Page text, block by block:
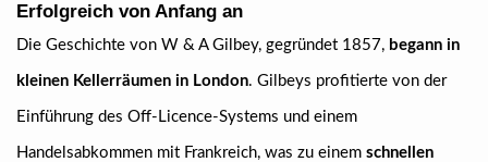
Erfolgreich von Anfang an
Die Geschichte von W & A Gilbey, gegründet 1857, begann in
kleinen Kellerräumen in London. Gilbeys profitierte von der
Einführung des Off-Licence-Systems und einem
Handelsabkommen mit Frankreich, was zu einem schnellen